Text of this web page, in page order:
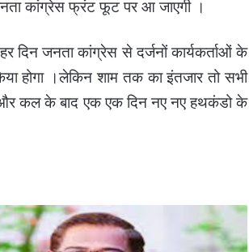
कांग्रेस फ्रंट फूट पर आ जाएगी ।
जनता कांग्रेस से दर्जनों कार्यकर्ताओं के
होगा ।लेकिन शाम तक का इंतजार तो सभी
और कल के बाद एक एक दिन नए नए हथकंडो के